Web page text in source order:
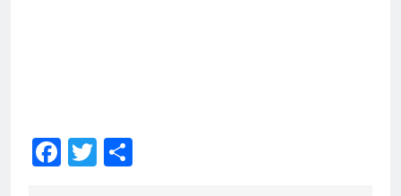
Facebook
Twitter